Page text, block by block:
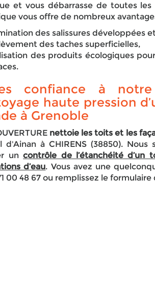
et vous débarrasse de toutes
vous offre de nombreux
des salissures développées
des taches superficielles,
des produits écologiques
confiance à
haute pression
à Grenoble
nettoie les toits et les
d'Ainan à CHIRENS (38850).
uncontrôle de l’étanchéité d’un
d’eau. Vous avez une
00 48 67 ou remplissez le